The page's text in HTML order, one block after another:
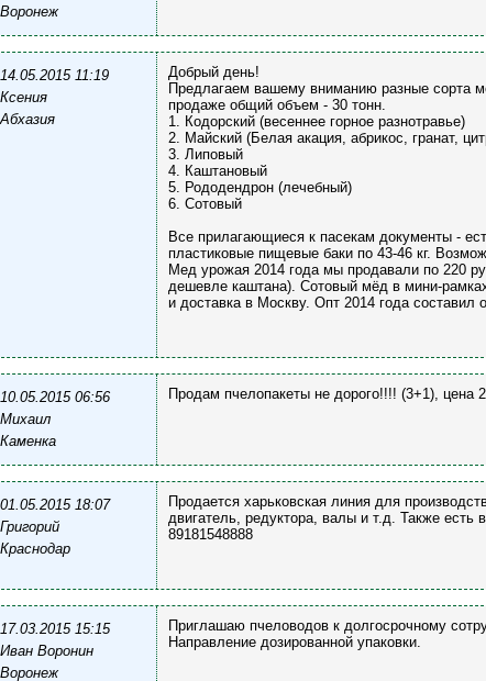
Воронеж
14.05.2015 11:19
Ксения
Абхазия
Добрый день!
Предлагаем вашему вниманию разные сорта
продаже общий объем - 30 тонн.
1. Кодорский (весеннее горное разнотравье)
2. Майский (Белая акация, абрикос, гранат,
3. Липовый
4. Каштановый
5. Рододендрон (лечебный)
6. Сотовый
Все прилагающиеся к пасекам документы -
пластиковые пищевые баки по 43-46 кг.
Мед урожая 2014 года мы продавали по 220
дешевле каштана). Сотовый мёд в мини-
и доставка в Москву. Опт 2014 года составил
10.05.2015 06:56
Михаил
Каменка
Продам пчелопакеты не дорого!!!! (3+1), цена
01.05.2015 18:07
Григорий
Краснодар
Продается харьковская линия для
двигатель, редуктора, валы и т.д. Также есть
89181548888
17.03.2015 15:15
Иван Воронин
Воронеж
Приглашаю пчеловодов к долгосрочному
Направление дозированной упаковки.